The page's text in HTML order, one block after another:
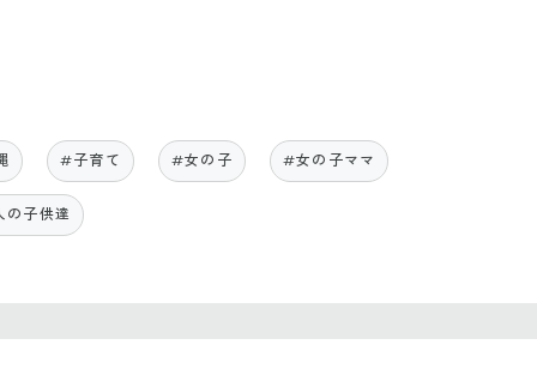
#子育て #女の子 #女の子ママ
子供達